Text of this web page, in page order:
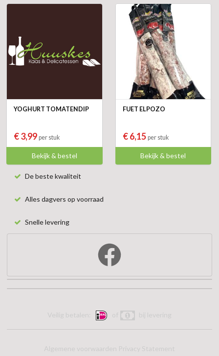
YOGHURT TOMATENDIP
€ 3,99 per stuk
Bekijk & bestel
FUET ELPOZO
€ 6,15 per stuk
Bekijk & bestel
De beste kwaliteit
Alles dagvers op voorraad
Snelle levering
Veilig betalen: of bij levering
Algemene voorwaarden Privacy Statement